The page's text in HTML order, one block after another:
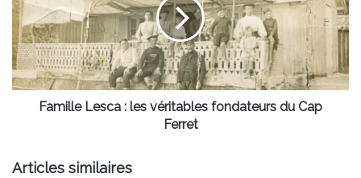
les
véritables
fondateurs
du
Cap
Ferret
Famille Lesca : les véritables fondateurs du Cap
Ferret
Articles similaires